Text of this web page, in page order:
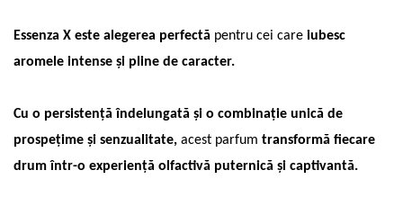
Essenza X este alegerea perfectă pentru cei care iubesc
aromele intense și pline de caracter.
Cu o persistență îndelungată și o combinație unică de
prospețime și senzualitate, acest parfum transformă fiecare
drum într-o experiență olfactivă puternică și captivantă.